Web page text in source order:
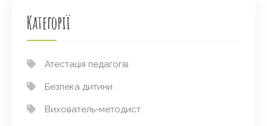
Категорії
Атестація педагогів
Безпека дитини
Вихователь-методист